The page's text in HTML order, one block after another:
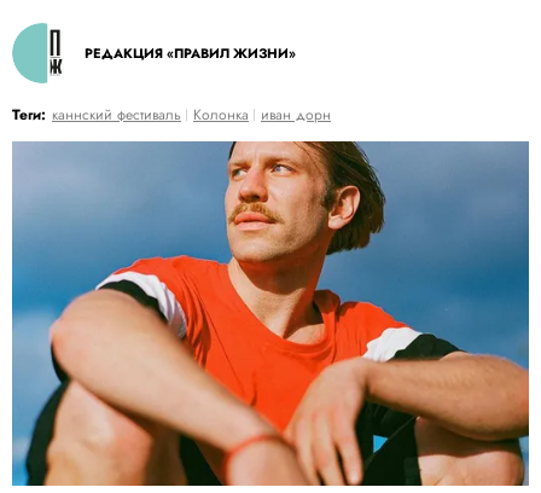
РЕДАКЦИЯ «ПРАВИЛ ЖИЗНИ»
Теги: каннский фестиваль Колонка иван дорн